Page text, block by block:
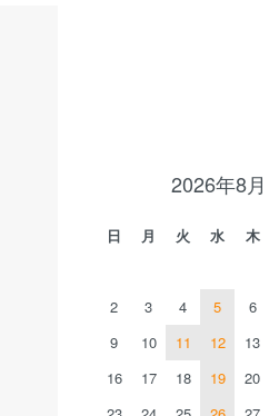
2026年8月
日 月 火 水 木
2
3 4 5 6
9
10 11 12 13
16
17 18 19 20